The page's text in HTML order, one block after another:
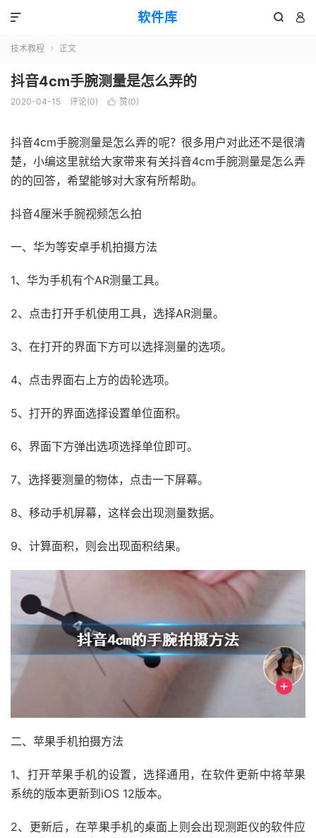
软件库  

技术教程  正文
抖音4cm手腕测量是怎么弄的
2020-04-15 评论(0)  赞(0)
抖音4cm手腕测量是怎么弄的呢？很多用户对此还不是很清
楚，小编这里就给大家带来有关抖音4cm手腕测量是怎么弄
的的回答，希望能够对大家有所帮助。
抖音4厘米手腕视频怎么拍
一、华为等安卓手机拍摄方法
1、华为手机有个AR测量工具。
2、点击打开手机使用工具，选择AR测量。
3、在打开的界面下方可以选择测量的选项。
4、点击界面右上方的齿轮选项。
5、打开的界面选择设置单位面积。
6、界面下方弹出选项选择单位即可。
7、选择要测量的物体，点击一下屏幕。
8、移动手机屏幕，这样会出现测量数据。
9、计算面积，则会出现面积结果。
二、苹果手机拍摄方法
1、打开苹果手机的设置，选择通用，在软件更新中将苹果
系统的版本更新到iOS 12版本。
2、更新后，在苹果手机的桌面上则会出现测距仪的软件应